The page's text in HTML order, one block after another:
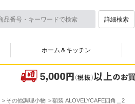
詳細検索
ホーム＆キッチン
その他調理小物 額装 ALOVELYCAFE四角＿2